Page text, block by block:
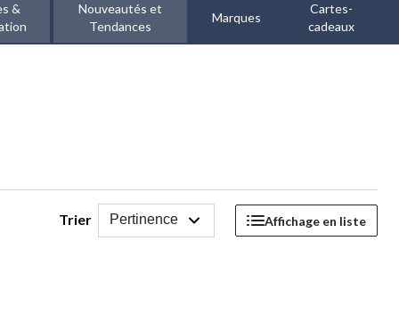
&
Nouveautés et
Tendances
Marques
Cartes-
cadeaux
Trier Pertinence Affichage en liste